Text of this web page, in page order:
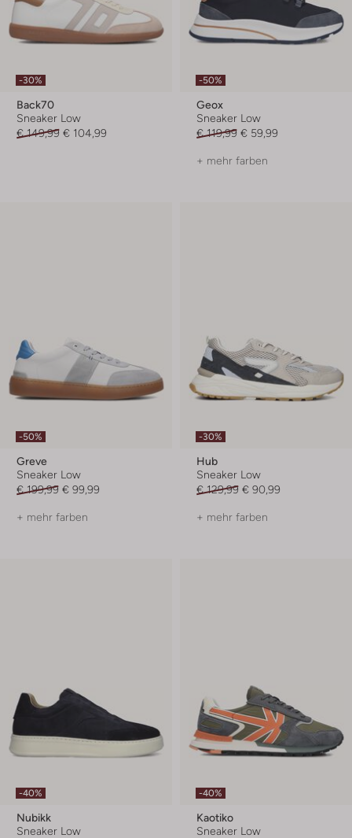
-30%
Back70
Sneaker Low
€ 149,99 € 104,99
-50%
Geox
Sneaker Low
€ 119,99 € 59,99
+ mehr farben
-50%
Greve
Sneaker Low
€ 199,99 € 99,99
+ mehr farben
-30%
Hub
Sneaker Low
€ 129,99 € 90,99
+ mehr farben
-40%
Nubikk
Sneaker Low
-40%
Kaotiko
Sneaker Low